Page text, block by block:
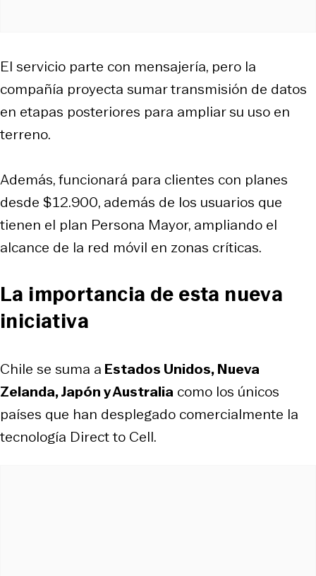
El servicio parte con mensajería, pero la
compañía proyecta sumar transmisión de datos
en etapas posteriores para ampliar su uso en
terreno.
Además, funcionará para clientes con planes
desde $12.900, además de los usuarios que
tienen el plan Persona Mayor, ampliando el
alcance de la red móvil en zonas críticas.
La importancia de esta nueva
iniciativa
Chile se suma a Estados Unidos, Nueva
Zelanda, Japón y Australia como los únicos
países que han desplegado comercialmente la
tecnología Direct to Cell.